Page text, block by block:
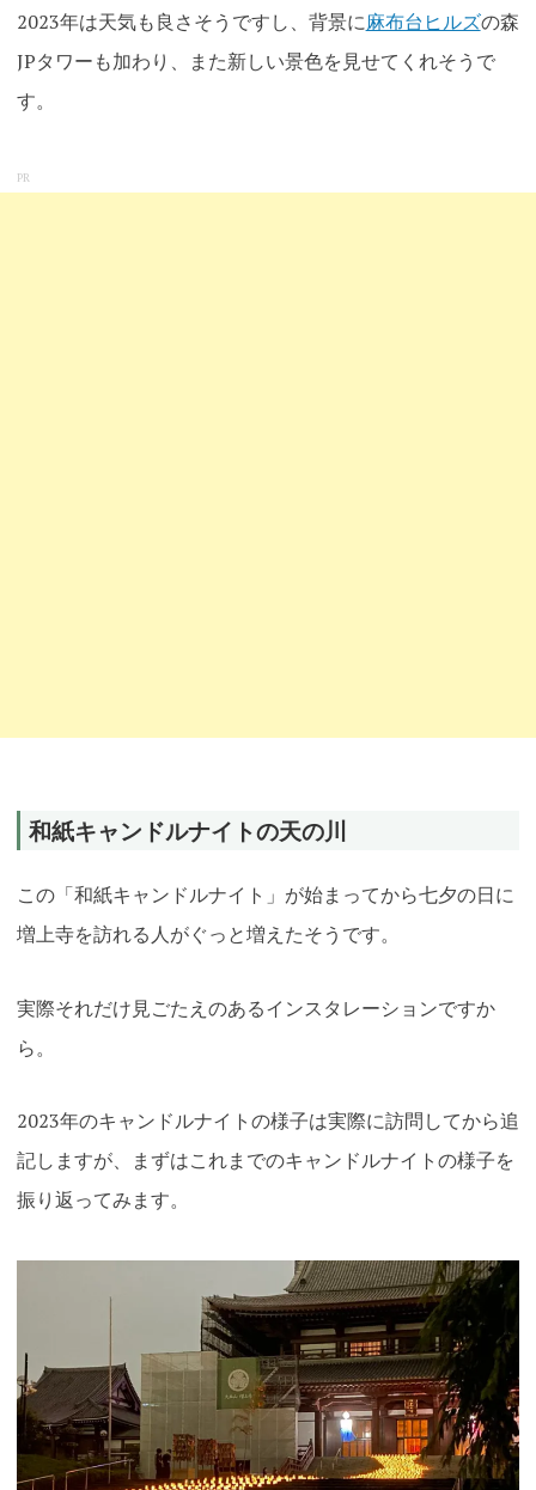
2023年は天気も良さそうですし、背景に麻布台ヒルズの森
JPタワーも加わり、また新しい景色を見せてくれそうで
す。
PR
和紙キャンドルナイトの天の川
この「和紙キャンドルナイト」が始まってから七夕の日に
増上寺を訪れる人がぐっと増えたそうです。
実際それだけ見ごたえのあるインスタレーションですか
ら。
2023年のキャンドルナイトの様子は実際に訪問してから追
記しますが、まずはこれまでのキャンドルナイトの様子を
振り返ってみます。